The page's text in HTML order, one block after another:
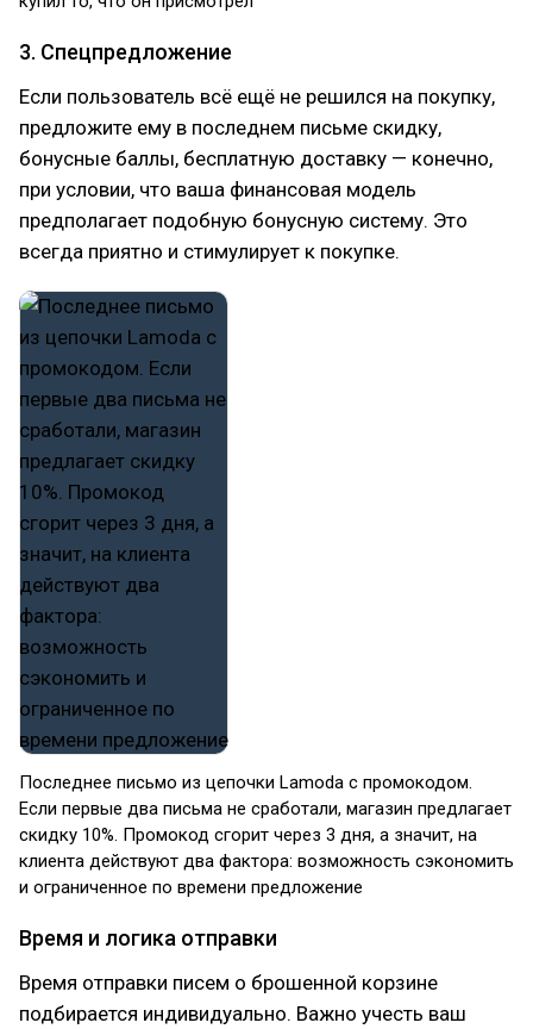
3. Спецпредложение
Если пользователь всё ещё не решился на покупку,
предложите ему в последнем письме скидку,
бонусные баллы, бесплатную доставку — конечно,
при условии, что ваша финансовая модель
предполагает подобную бонусную систему. Это
всегда приятно и стимулирует к покупке.
Последнее письмо из цепочки Lamoda с промокодом.
Если первые два письма не сработали, магазин предлагает
скидку 10%. Промокод сгорит через 3 дня, а значит, на
клиента действуют два фактора: возможность сэкономить
и ограниченное по времени предложение
Время и логика отправки
Время отправки писем о брошенной корзине
подбирается индивидуально. Важно учесть ваш